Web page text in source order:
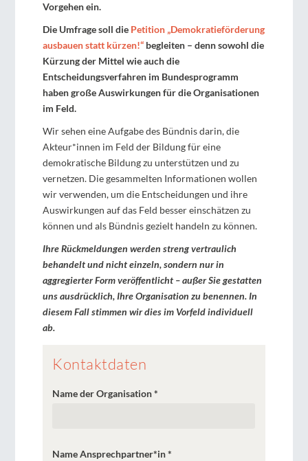
Vorgehen ein.
Die Umfrage soll die Petition „Demokratieförderung
ausbauen statt kürzen!“ begleiten – denn sowohl die
Kürzung der Mittel wie auch die
Entscheidungsverfahren im Bundesprogramm
haben große Auswirkungen für die Organisationen
im Feld.
Wir sehen eine Aufgabe des Bündnis darin, die
Akteur*innen im Feld der Bildung für eine
demokratische Bildung zu unterstützen und zu
vernetzen. Die gesammelten Informationen wollen
wir verwenden, um die Entscheidungen und ihre
Auswirkungen auf das Feld besser einschätzen zu
können und als Bündnis gezielt handeln zu können.
Ihre Rückmeldungen werden streng vertraulich
behandelt und nicht einzeln, sondern nur in
aggregierter Form veröffentlicht – außer Sie gestatten
uns ausdrücklich, Ihre Organisation zu benennen. In
diesem Fall stimmen wir dies im Vorfeld individuell
ab.
zum
2019
Kontaktdaten
Name der Organisation*
Name Ansprechpartner*in*